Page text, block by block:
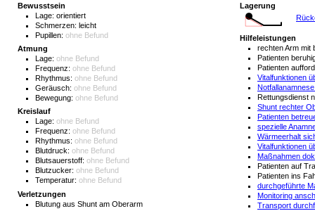
Bewusstsein
Lage: orientiert
Schmerzen: leicht
Pupillen: ohne Befund
Atmung
Lage: ohne Befund
Frequenz: ohne Befund
Rhythmus: ohne Befund
Geräusch: ohne Befund
Bewegung: ohne Befund
Kreislauf
Lage: ohne Befund
Frequenz: ohne Befund
Rhythmus: ohne Befund
Blutdruck: ohne Befund
Blutsauerstoff: ohne Befund
Blutzucker: ohne Befund
Temperatur: ohne Befund
Verletzungen
Blutung aus Shunt am Oberarm
Lagerung
Hilfeleistungen
rechten Arm mit
Patienten
Patienten
Vitalfunktionen
Rettungsdienst
Shunt rechter
Patienten
spezielle
Wärmeerhalt
Vitalfunktionen
Maßnahmen
Patienten auf
Patienten ins
durchgeführte
Monitoring
Transport